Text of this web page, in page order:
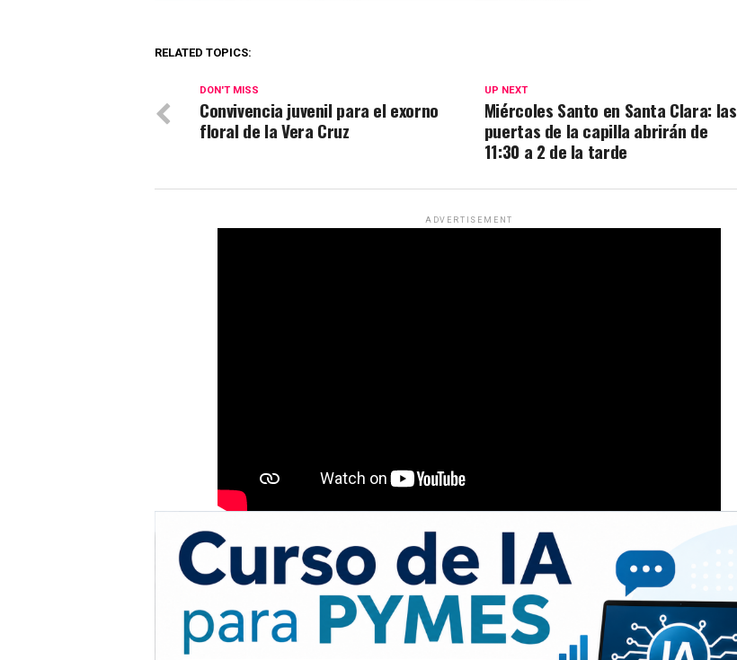
RELATED TOPICS:
UP NEXT
Miércoles Santo en Santa Clara: las
puertas de la capilla abrirán de
11:30 a 2 de la tarde
DON'T MISS
Convivencia juvenil para el exorno
floral de la Vera Cruz
ADVERTISEMENT